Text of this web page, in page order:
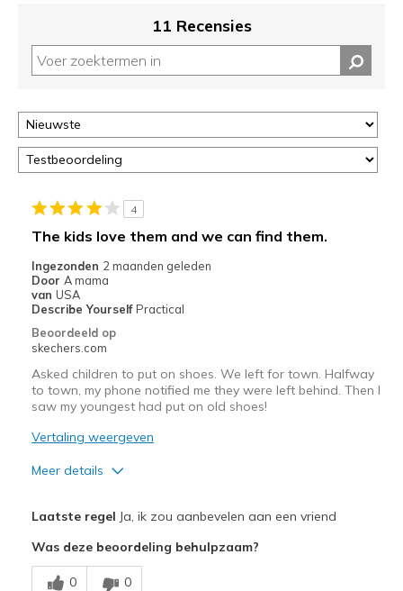
deze
of
door
<a
href="javascript:location.href=location.pathname;">hier</a>
page
met
migratiegeschiedenis
van
de
11 Recensies
4
The kids love them and we can find them.
Ingezonden 2 maanden geleden
Door A mama
van USA
Describe Yourself Practical
Beoordeeld op
skechers.com
Asked children to put on shoes. We left for town. Halfway
to town, my phone notified me they were left behind. Then I
saw my youngest had put on old shoes!
Vertaling weergeven
Meer details
Comfortable
Laatste regel Ja, ik zou aanbevelen aan een vriend
Was deze beoordeling behulpzaam?
0 0